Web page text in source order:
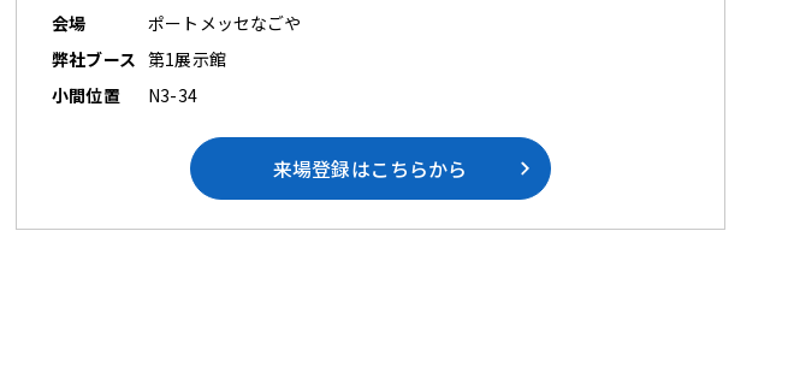
会場
ポートメッセなごや
弊社ブース 第1展示館
小間位置
N3-34
来場登録はこちらから